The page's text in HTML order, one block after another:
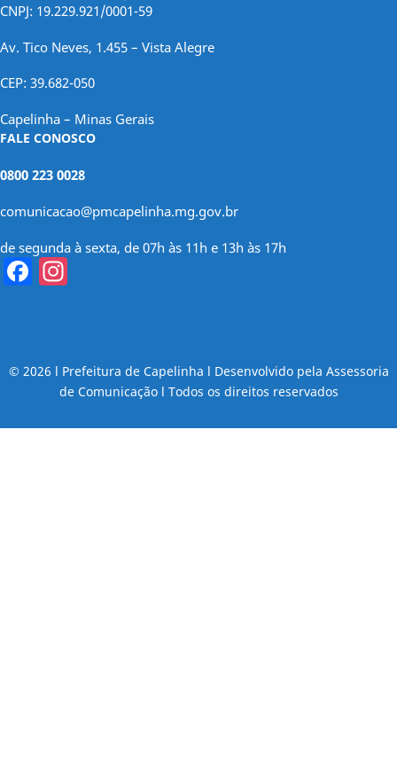
CNPJ: 19.229.921/0001-59
Av. Tico Neves, 1.455 – Vista Alegre
CEP: 39.682-050
Capelinha – Minas Gerais
FALE CONOSCO
0800 223 0028
comunicacao@pmcapelinha.mg.gov.br
de segunda à sexta, de 07h às 11h e 13h às 17h
Facebook
© 2026 l Prefeitura de Capelinha l Desenvolvido pela Assessoria
de Comunicação l Todos os direitos reservados